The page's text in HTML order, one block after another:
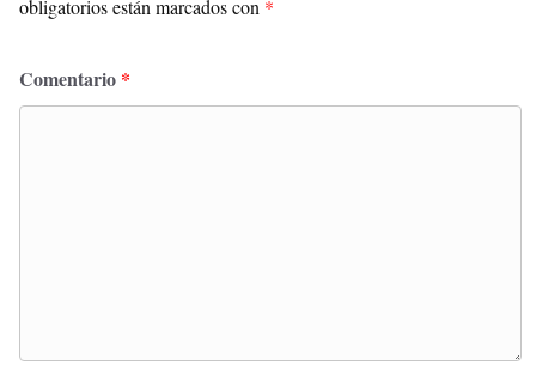
obligatorios están marcados con *
Comentario *